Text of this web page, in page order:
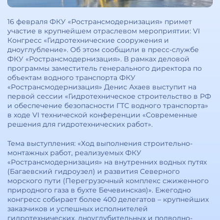
16 февраля ФКУ «Ространсмодернизация» примет
участие в крупнейшем отраслевом мероприятии: VI
Конгресс «Гидротехнические сооружения и
дноуглубление». Об этом сообщили в пресс-службе
ФКУ «Ространсмодернизация». В рамках деловой
программы заместитель генерального директора по
объектам водного транспорта ФКУ
«Ространсмодернизация» Денис Ахаев выступит на
первой сессии «Гидротехническое строительство в РФ
и обеспечение безопасности ГТС водного транспорта»
в ходе VI технической конференции «Современные
решения для гидротехнических работ».
Тема выступления: «Ход выполнения строительно-
монтажных работ, реализуемых ФКУ
«Ространсмодернизация» на внутренних водных путях
(Багаевский гидроузел) и развития Северного
морского пути (Перегрузочный комплекс сжиженного
природного газа в бухте Бечевинская)». Ежегодно
конгресс собирает более 400 делегатов – крупнейших
заказчиков и успешных исполнителей
гидротехнических, дноуглубительных и подводно-